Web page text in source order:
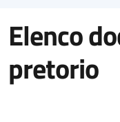
Elenco
pretorio